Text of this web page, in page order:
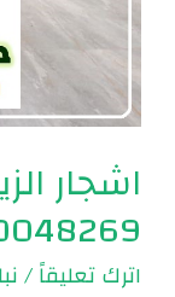
اشجار
اترك تعليقاً/